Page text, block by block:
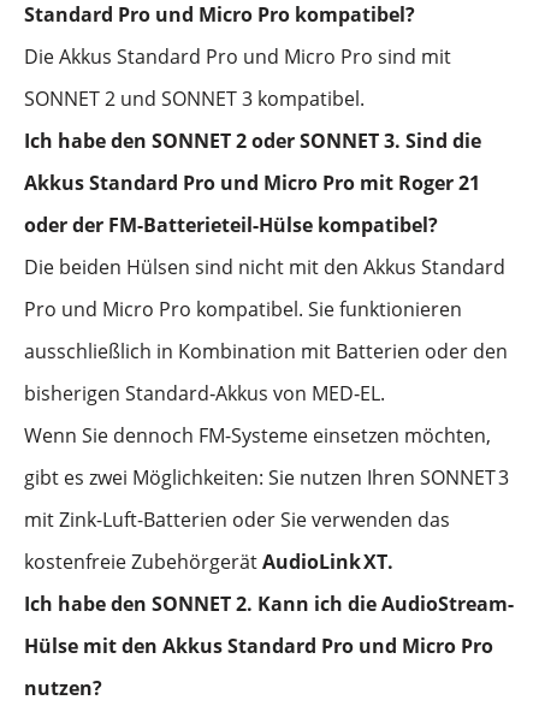
Standard Pro und Micro Pro kompatibel?
Die Akkus Standard Pro und Micro Pro sind mit
SONNET 2 und SONNET 3 kompatibel.
Ich habe den SONNET 2 oder SONNET 3. Sind die
Akkus Standard Pro und Micro Pro mit Roger 21
oder der FM-Batterieteil-Hülse kompatibel?
Die beiden Hülsen sind nicht mit den Akkus Standard
Pro und Micro Pro kompatibel. Sie funktionieren
ausschließlich in Kombination mit Batterien oder den
bisherigen Standard‑Akkus von MED‑EL.
Wenn Sie dennoch FM-Systeme einsetzen möchten,
gibt es zwei Möglichkeiten: Sie nutzen Ihren SONNET3
mit Zink-Luft-Batterien oder Sie verwenden das
kostenfreie ZubehörgerätAudioLinkXT.
Ich habe den SONNET 2. Kann ich die AudioStream-
Hülse mit den Akkus Standard Pro und Micro Pro
nutzen?